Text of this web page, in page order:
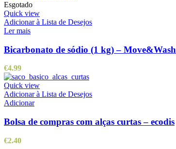
Esgotado
Quick view
Adicionar à Lista de Desejos
Ler mais
Bicarbonato de sódio (1 kg) – Move&Wash
€4.99
Quick view
Adicionar à Lista de Desejos
Adicionar
Bolsa de compras com alças curtas – ecodis
€2.40